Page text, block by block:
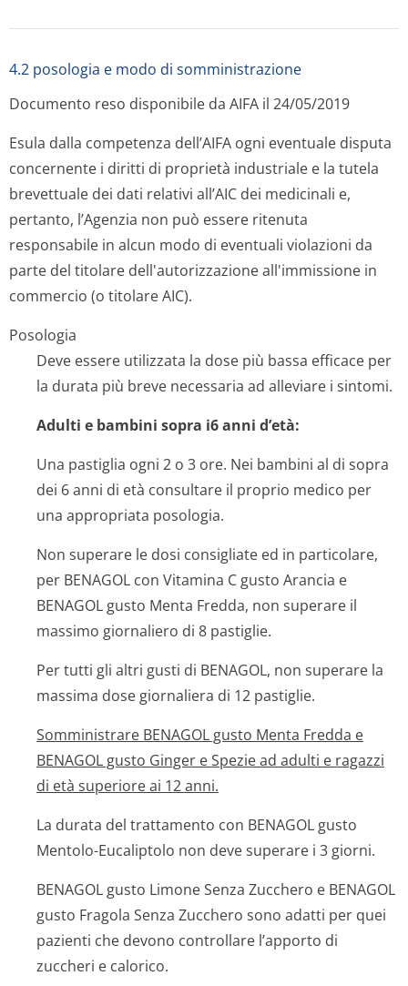
4.2 posologia e modo di somministrazione
Documento reso disponibile da AIFA il 24/05/2019
Esula dalla competenza dell’AIFA ogni eventuale disputa
concernente i diritti di proprietà industriale e la tutela
brevettuale dei dati relativi all’AIC dei medicinali e,
pertanto, l’Agenzia non può essere ritenuta
responsabile in alcun modo di eventuali violazioni da
parte del titolare dell'autorizzazione all'immissione in
commercio (o titolare AIC).
Posologia
Deve essere utilizzata la dose più bassa efficace per
la durata più breve necessaria ad alleviare i sintomi.
Adulti e bambini sopra i6 anni d’età:
Una pastiglia ogni 2 o 3 ore. Nei bambini al di sopra
dei 6 anni di età consultare il proprio medico per
una appropriata posologia.
Non superare le dosi consigliate ed in particolare,
per BENAGOL con Vitamina C gusto Arancia e
BENAGOL gusto Menta Fredda, non superare il
massimo giornaliero di 8 pastiglie.
Per tutti gli altri gusti di BENAGOL, non superare la
massima dose giornaliera di 12 pastiglie.
Somministrare BENAGOL gusto Menta Fredda e
BENAGOL gusto Ginger e Spezie ad adulti e ragazzi
di età superiore ai 12 anni.
La durata del trattamento con BENAGOL gusto
Mentolo-Eucaliptolo non deve superare i 3 giorni.
BENAGOL gusto Limone Senza Zucchero e BENAGOL
gusto Fragola Senza Zucchero sono adatti per quei
pazienti che devono controllare l’apporto di
zuccheri e calorico.